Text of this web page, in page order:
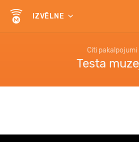
IZVĒLNE
Citi pakalpojumi
Testa